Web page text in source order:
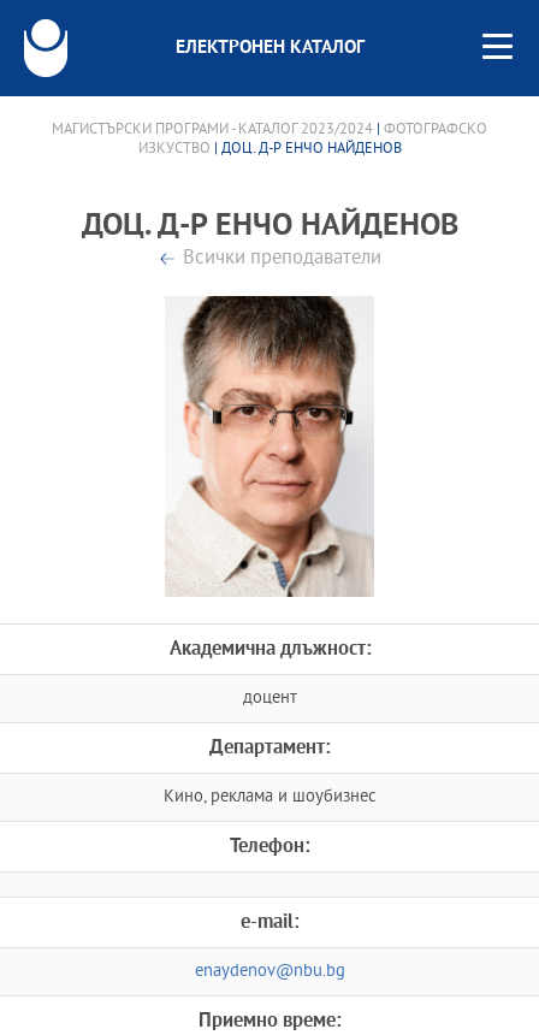
ЕЛЕКТРОНЕН КАТАЛОГ
МАГИСТЪРСКИ ПРОГРАМИ - КАТАЛОГ 2023/2024 ФОТОГРАФСКО
ИЗКУСТВО | ДОЦ. Д-Р ЕНЧО НАЙДЕНОВ
ДОЦ. Д-Р ЕНЧО НАЙДЕНОВ
Всички преподаватели
Академична длъжност:
доцент
Департамент:
Кино, реклама и шоубизнес
Телефон:
e-mail:
enaydenov@nbu.bg
Приемно време: